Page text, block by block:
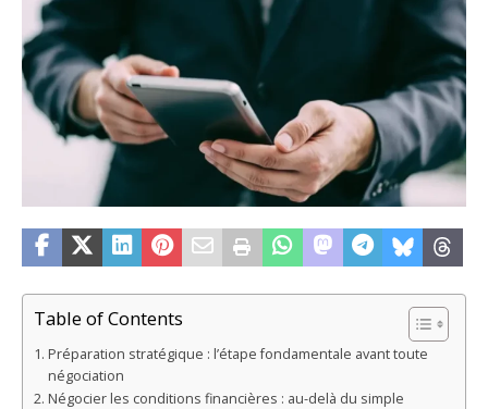
Table of Contents
Préparation stratégique : l’étape fondamentale avant toute
négociation
Négocier les conditions financières : au-delà du simple